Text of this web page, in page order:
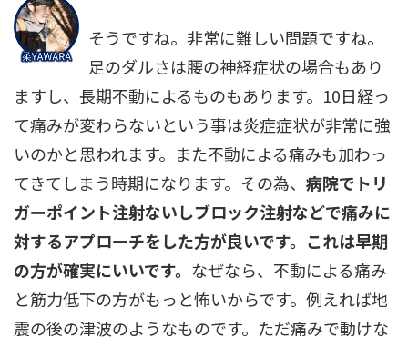
そうですね。非常に難しい問題ですね。
足のダルさは腰の神経症状の場合もあり
ますし、長期不動によるものもあります。10日経っ
て痛みが変わらないという事は炎症症状が非常に強
いのかと思われます。また不動による痛みも加わっ
てきてしまう時期になります。その為、 病院でトリ
ガーポイント注射ないしブロック注射などで痛みに
対するアプローチをした方が良いです。これは早期
の方が確実にいいです。 なぜなら、不動による痛み
と筋力低下の方がもっと怖いからです。例えれば地
震の後の津波のようなものです。ただ痛みで動けな